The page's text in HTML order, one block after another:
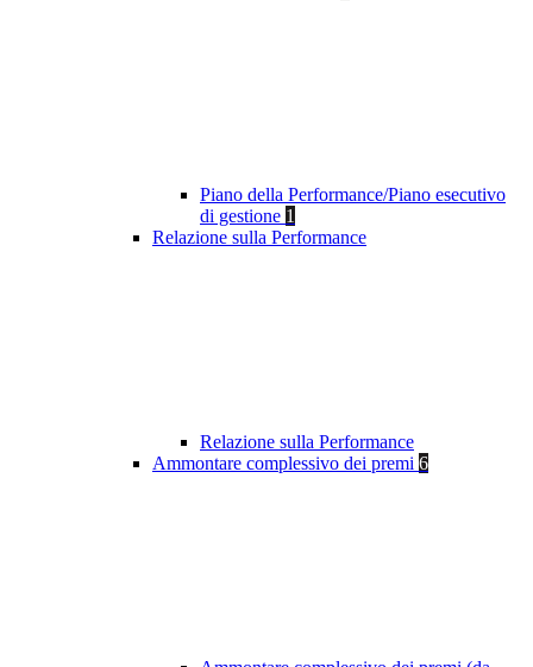
Piano della Performance/Piano esecutivo
di gestione 1
Relazione sulla Performance
Relazione sulla Performance
Ammontare complessivo dei premi 6